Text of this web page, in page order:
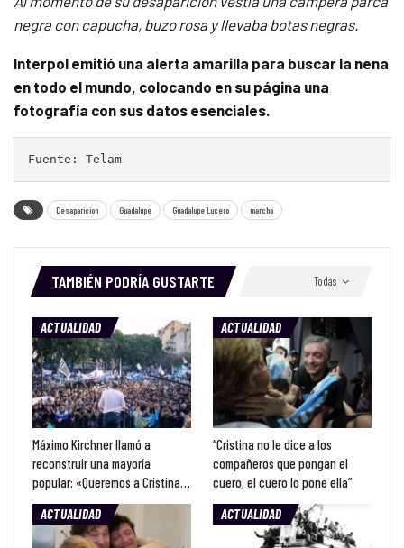
negra con capucha, buzo rosa y llevaba botas negras.
Interpol emitió una alerta amarilla para buscar la nena
en todo el mundo, colocando en su página una
fotografía con sus datos esenciales.
Fuente: Telam
Desaparicion Guadalupe Guadalupe Lucero marcha
Todas
TAMBIÉN PODRÍA GUSTARTE
ACTUALIDAD
Máximo Kirchner llamó a
reconstruir una mayoría
popular: «Queremos a Cristina…
ACTUALIDAD
“Cristina no le dice a los
compañeros que pongan el
cuero, el cuero lo pone ella”
ACTUALIDAD
ACTUALIDAD